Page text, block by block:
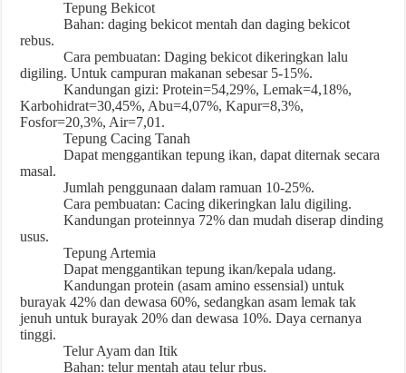
Tepung Bekicot
Bahan: daging bekicot mentah dan daging bekicot
rebus.
Cara pembuatan: Daging bekicot dikeringkan lalu
digiling. Untuk campuran makanan sebesar 5-15%.
Kandungan gizi: Protein=54,29%, Lemak=4,18%,
Karbohidrat=30,45%, Abu=4,07%, Kapur=8,3%,
Fosfor=20,3%, Air=7,01.
Tepung Cacing Tanah
Dapat menggantikan tepung ikan, dapat diternak secara
masal.
Jumlah penggunaan dalam ramuan 10-25%.
Cara pembuatan: Cacing dikeringkan lalu digiling.
Kandungan proteinnya 72% dan mudah diserap dinding
usus.
Tepung Artemia
Dapat menggantikan tepung ikan/kepala udang.
Kandungan protein (asam amino essensial) untuk
burayak 42% dan dewasa 60%, sedangkan asam lemak tak
jenuh untuk burayak 20% dan dewasa 10%. Daya cernanya
tinggi.
Telur Ayam dan Itik
Bahan: telur mentah atau telur rbus.